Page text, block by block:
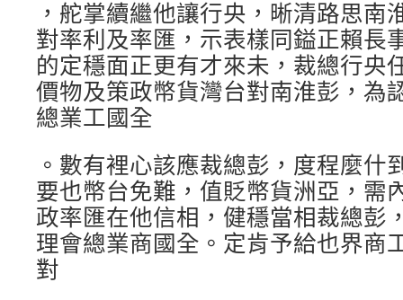
，舵掌續繼他讓行央，晰清路思南
對率利及率匯，示表樣同鎰正賴長
的定穩面正更有才來未，裁總行央
價物及策政幣貨灣台對南淮彭，為
總業工國全
。數有裡心該應裁總彭，度程麼什
要也幣台免難，值貶幣貨洲亞，需
政率匯在他信相，健穩當相裁總彭
理會總業商國全。定肯予給也界商
對